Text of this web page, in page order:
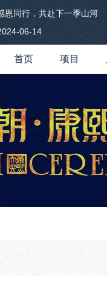
恩同行，共赴下一季山河
06-14
首页 项目